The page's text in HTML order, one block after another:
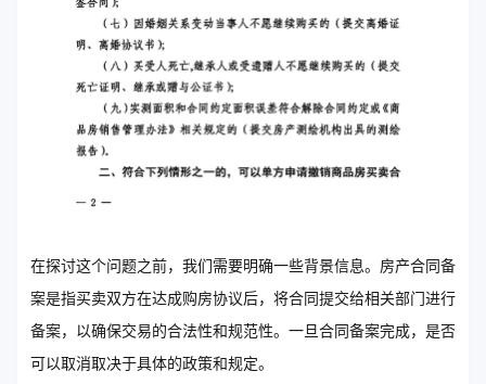
在探讨这个问题之前，我们需要明确一些背景信息。房产合同备
案是指买卖双方在达成购房协议后，将合同提交给相关部门进行
备案，以确保交易的合法性和规范性。一旦合同备案完成，是否
可以取消取决于具体的政策和规定。